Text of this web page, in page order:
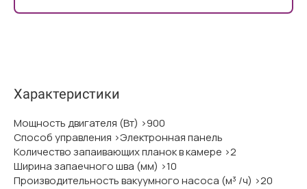
Характеристики
Мощность двигателя (Вт) >900
Способ управления >Электронная панель
Количество запаивающих планок в камере >2
Ширина запаечного шва (мм) >10
Производительность вакуумного насоса (м³ /ч) >20